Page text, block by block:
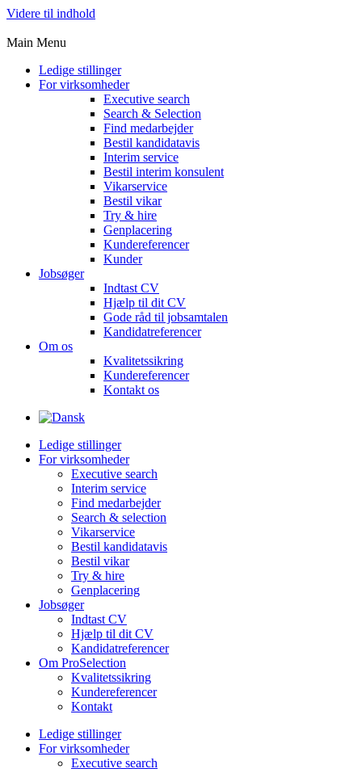
Videre til indhold
Main Menu
Ledige stillinger
For virksomheder
Executive search
Search & Selection
Find medarbejder
Bestil kandidatavis
Interim service
Bestil interim konsulent
Vikarservice
Bestil vikar
Try & hire
Genplacering
Kundereferencer
Kunder
Jobsøger
Indtast CV
Hjælp til dit CV
Gode råd til jobsamtalen
Kandidatreferencer
Om os
Kvalitetssikring
Kundereferencer
Kontakt os
Ledige stillinger
For virksomheder
Executive search
Interim service
Find medarbejder
Search & selection
Vikarservice
Bestil kandidatavis
Bestil vikar
Try & hire
Genplacering
Jobsøger
Indtast CV
Hjælp til dit CV
Kandidatreferencer
Om ProSelection
Kvalitetssikring
Kundereferencer
Kontakt
Ledige stillinger
For virksomheder
Executive search